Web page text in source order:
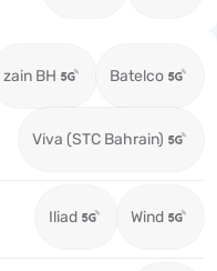
zain BH Batelco
Viva (STC Bahrain)
Iliad Wind